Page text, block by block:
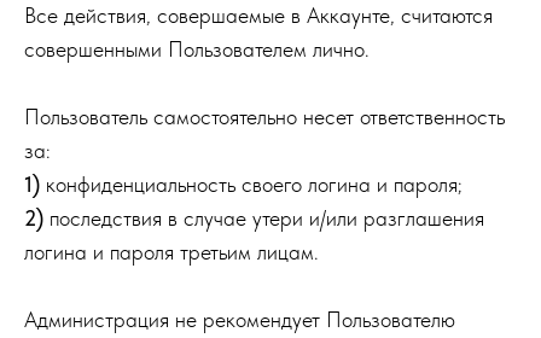
Все действия, совершаемые в Аккаунте, считаются
совершенными Пользователем лично.
Пользователь самостоятельно несет ответственность
за:
1) конфиденциальность своего логина и пароля;
2) последствия в случае утери и/или разглашения
логина и пароля третьим лицам.
Администрация не рекомендует Пользователю